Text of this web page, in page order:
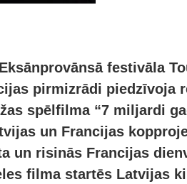
festivāla
pirmizrādi piedzīvoja
spēlfilma “7 miljardi
un Francijas
un risinās Francijas
filma startēs Latvijas